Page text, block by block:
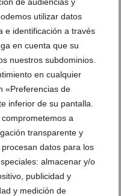
utilizar datos
e identificación a través
en cuenta que su
nuestros subdominios.
en cualquier
«Preferencias de
inferior de su pantalla.
a
transparente y
datos para los
almacenar y/o
publicidad y
y medición de
Dénia en el